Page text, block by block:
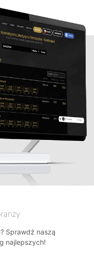
Sprawdź naszą
najlepszych!